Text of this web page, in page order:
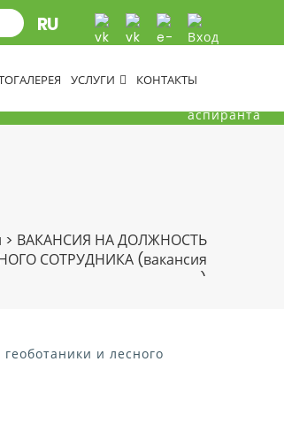
УСЛУГИ КОНТАКТЫ
> ВАКАНСИЯ НА ДОЛЖНОСТЬ
СОТРУДНИКА (вакансия
закрыта)
и лесного